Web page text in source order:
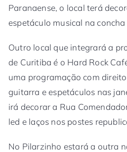
Paranaense, o local terá
espetáculo musical na
Outro local que integrará a
de Curitiba é o Hard Rock
uma programação com
guitarra e espetáculos nas
irá decorar a Rua
led e laços nos postes
No Pilarzinho estará a outra